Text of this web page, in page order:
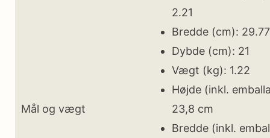
Mål og vægt
2.21
Bredde (cm): 29.77
Dybde (cm): 21
Vægt (kg): 1.22
Højde (inkl.
23,8 cm
Bredde (inkl.